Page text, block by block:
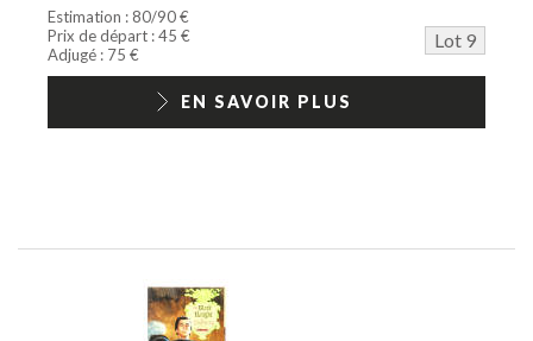
Estimation : 80/90 €
Prix de départ : 45 €
Lot 9
Adjugé : 75 €
EN SAVOIR PLUS